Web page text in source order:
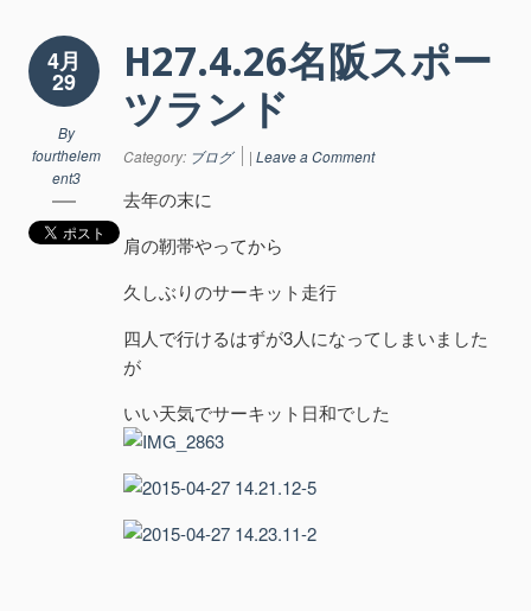
4月
29
By
fourthelem
ent3
H27.4.26名阪スポー
ツランド
Category: ブログ | Leave a Comment
去年の末に
肩の靭帯やってから
久しぶりのサーキット走行
四人で行けるはずが3人になってしまいました
が
いい天気でサーキット日和でした